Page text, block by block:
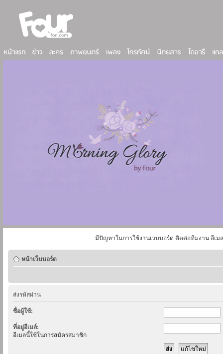
มีปัญหาในการใช้งานเวบบอร์ด ติดต่อทีมงาน อีเม
หน้าเว็บบอร์ด
ส่งรหัสผ่าน
ชื่อผู้ใช้:
ที่อยู่อีเมล์:
อีเมลนี้ใช้ในการสมัครสมาชิก